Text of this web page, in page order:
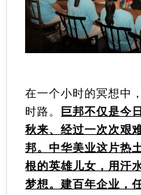
在一个小时的冥想中
时路。
巨邦不仅是今
秋来、经过一次次艰
邦。中华美业这片热
根的英雄儿女，用汗
梦想。建百年企业，